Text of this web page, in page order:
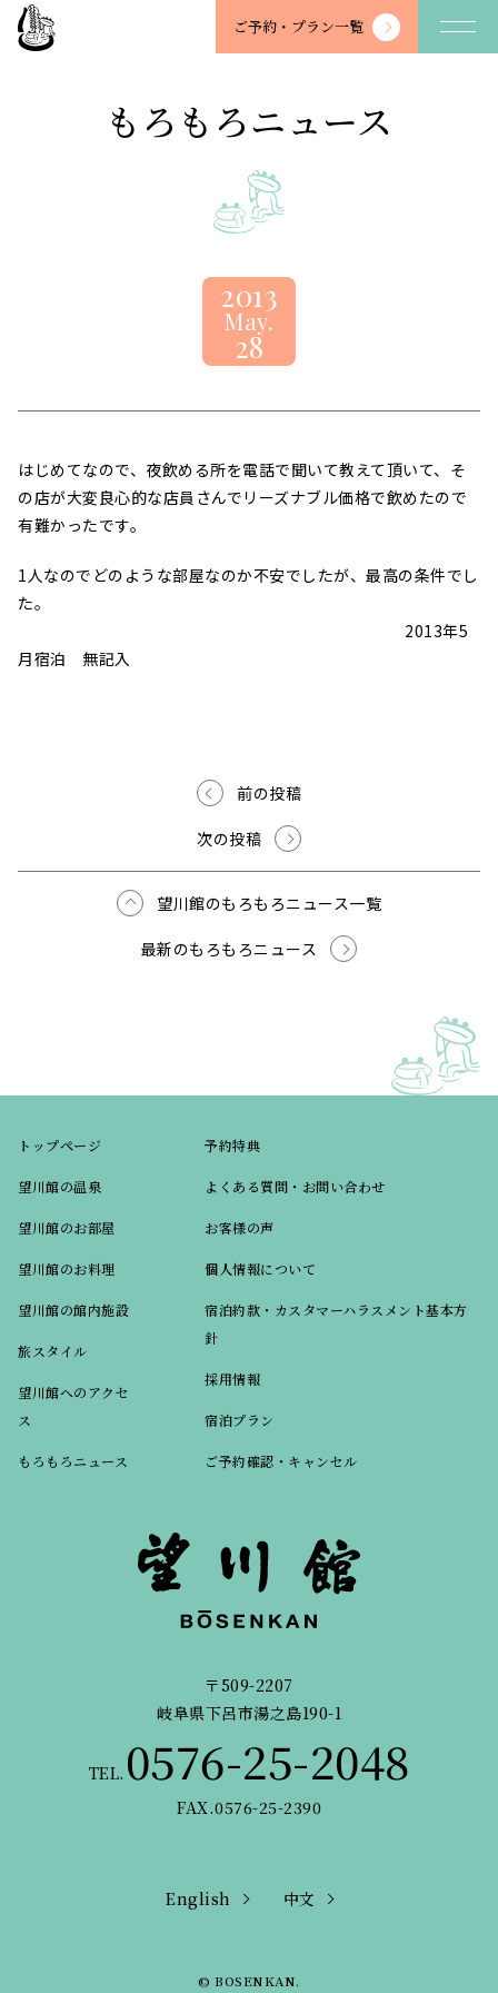
望
川
ご予約・ プラン一覧
もろもろニュース
2013
May.
28
はじめてなので、夜飲める所を電話で聞いて教えて頂いて、そ
の店が大変良心的な店員さんでリーズナブル価格で飲めたので
有難かったです。
1人なのでどのような部屋なのか不安でしたが、最高の条件でし
た。
2013年5
月宿泊 無記入
前の投稿
次の投稿
望川館のもろもろニュース一覧
最新のもろもろニュース
トップページ
望川館の温泉
望川館のお部屋
望川館のお料理
望川館の館内施設
旅スタイル
望川館へのアクセ
ス
もろもろニュース
予約特典
よくある質問・お問い合わせ
お客様の声
個人情報について
宿泊約款・カスタマーハラスメント基本方
針
採用情報
宿泊プラン
ご予約確認・キャンセル
〒509-2207
岐阜県下呂市湯之島190-1
TEL. 0576-25-2048
FAX.0576-25-2390
English 中文
© BOSENKAN.